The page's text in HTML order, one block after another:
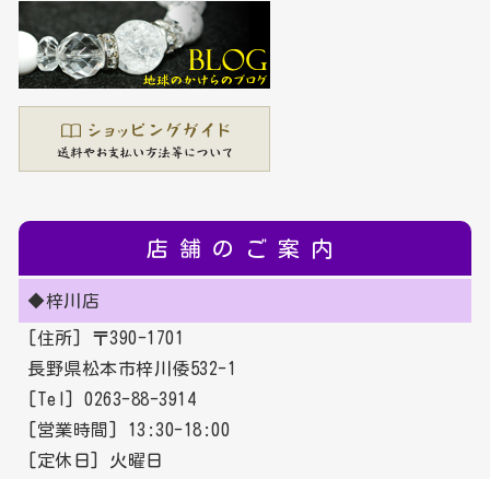
店舗のご案内
◆梓川店
[住所] 〒390-1701
長野県松本市梓川倭532-1
[Tel] 0263-88-3914
[営業時間] 13:30-18:00
[定休日] 火曜日